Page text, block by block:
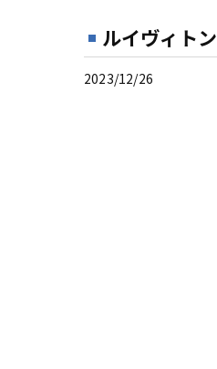
ルイヴィトン
2023/12/26